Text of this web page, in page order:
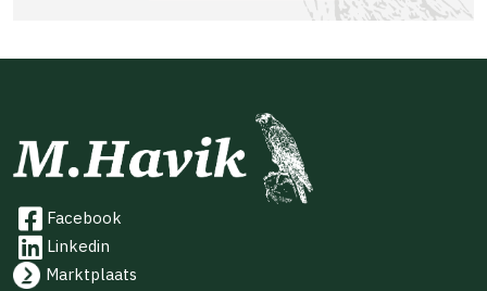
Facebook
Linkedin
Marktplaats